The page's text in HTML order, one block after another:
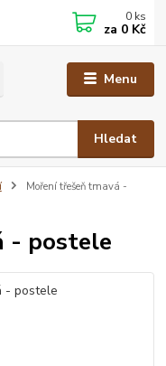
Menu
Hledat
0 ks
za 0 Kč
Moření třešeň tmavá -
- postele